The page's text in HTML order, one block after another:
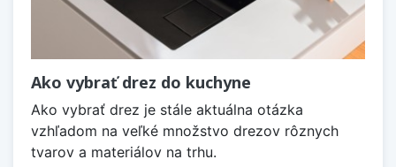
Ako vybrať drez do kuchyne
Ako vybrať drez je stále aktuálna otázka
vzhľadom na veľké množstvo drezov rôznych
tvarov a materiálov na trhu.